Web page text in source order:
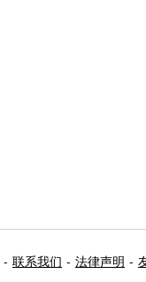
- 联系我们 - 法律声明 -